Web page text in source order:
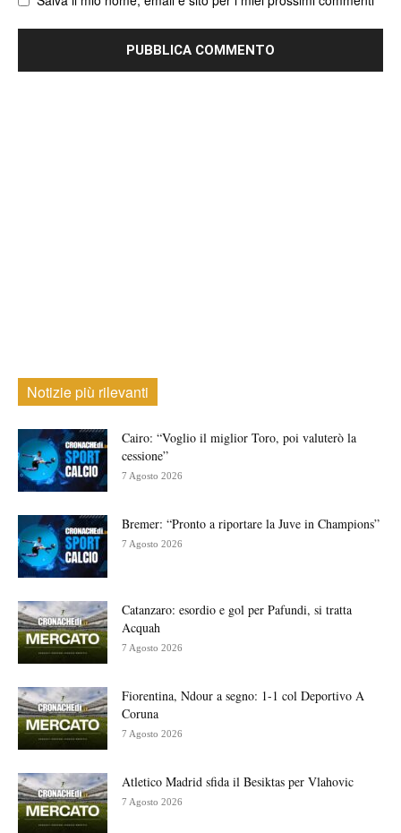
Notizie più rilevanti
Cairo: “Voglio il miglior Toro, poi valuterò la
cessione”
7 Agosto 2026
Bremer: “Pronto a riportare la Juve in Champions”
7 Agosto 2026
Catanzaro: esordio e gol per Pafundi, si tratta
Acquah
7 Agosto 2026
Fiorentina, Ndour a segno: 1-1 col Deportivo A
Coruna
7 Agosto 2026
Atletico Madrid sfida il Besiktas per Vlahovic
7 Agosto 2026